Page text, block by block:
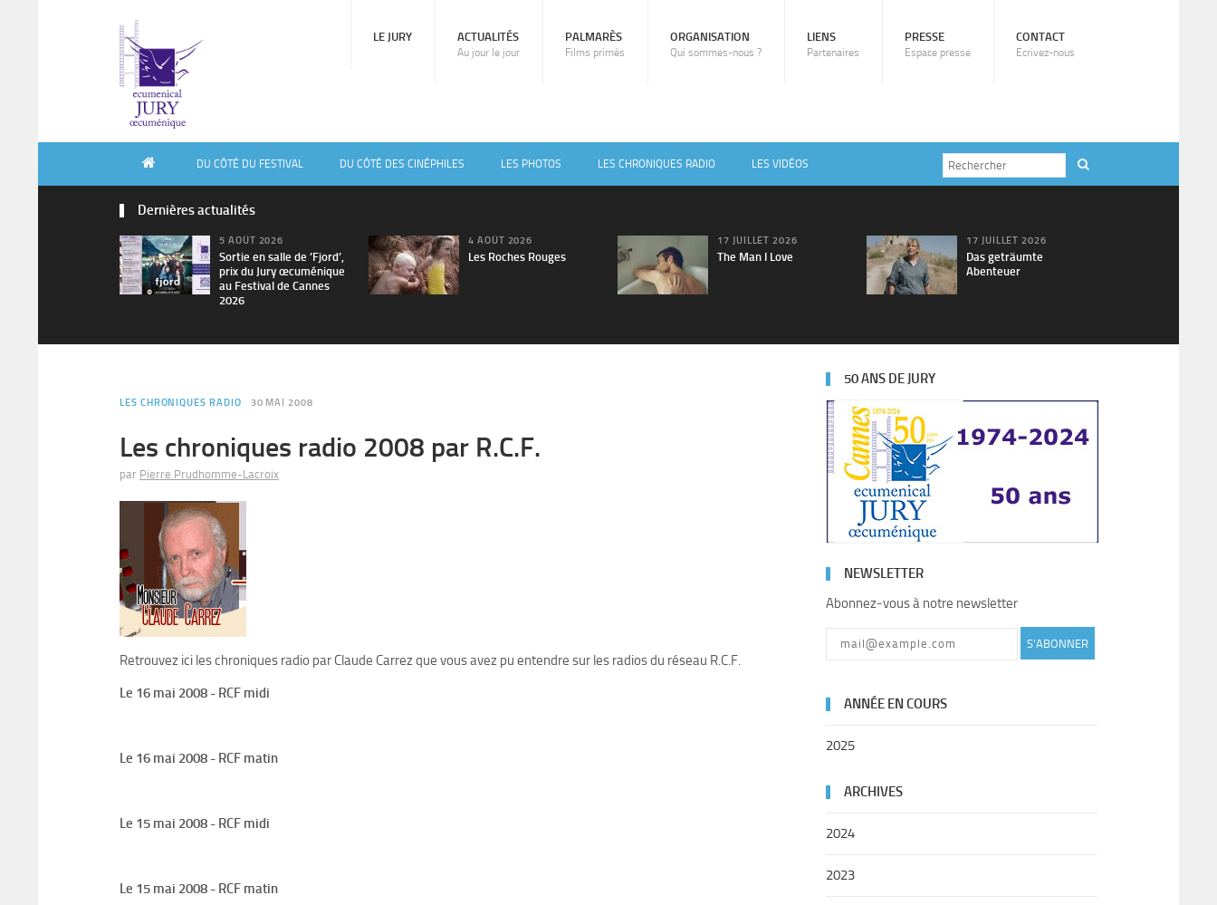
LE JURY ACTUALITÉS
Au jour le jour
PALMARÈS
Films primés
ORGANISATION
Qui sommes-nous ?
LIENS
Partenaires
PRESSE
Espace presse
CONTACT
Ecrivez-nous
DU CÔTÉ DU FESTIVAL DU CÔTÉ DES CINÉPHILES LES PHOTOS LES CHRONIQUES RADIO LES VIDÉOS
Dernières actualités
5 AOÛT 2026
Sortie en salle de ’Fjord’,
prix du Jury œcuménique
au Festival de Cannes
2026
4 AOÛT 2026
Les Roches Rouges
17 JUILLET 2026
The Man I Love
17 JUILLET 2026
Das geträumte
Abenteuer
LES CHRONIQUES RADIO 30 MAI 2008
Les chroniques radio 2008 par R.C.F.
par Pierre Prudhomme-Lacroix
Retrouvez ici les chroniques radio par Claude Carrez que vous avez pu entendre sur les radios du réseau R.C.F.
Le 16 mai 2008 - RCF midi
Le 16 mai 2008 - RCF matin
Le 15 mai 2008 - RCF midi
Le 15 mai 2008 - RCF matin
50 ANS DE JURY
NEWSLETTER
Abonnez-vous à notre newsletter
S'ABONNER
ANNÉE EN COURS
2025
ARCHIVES
2024
2023